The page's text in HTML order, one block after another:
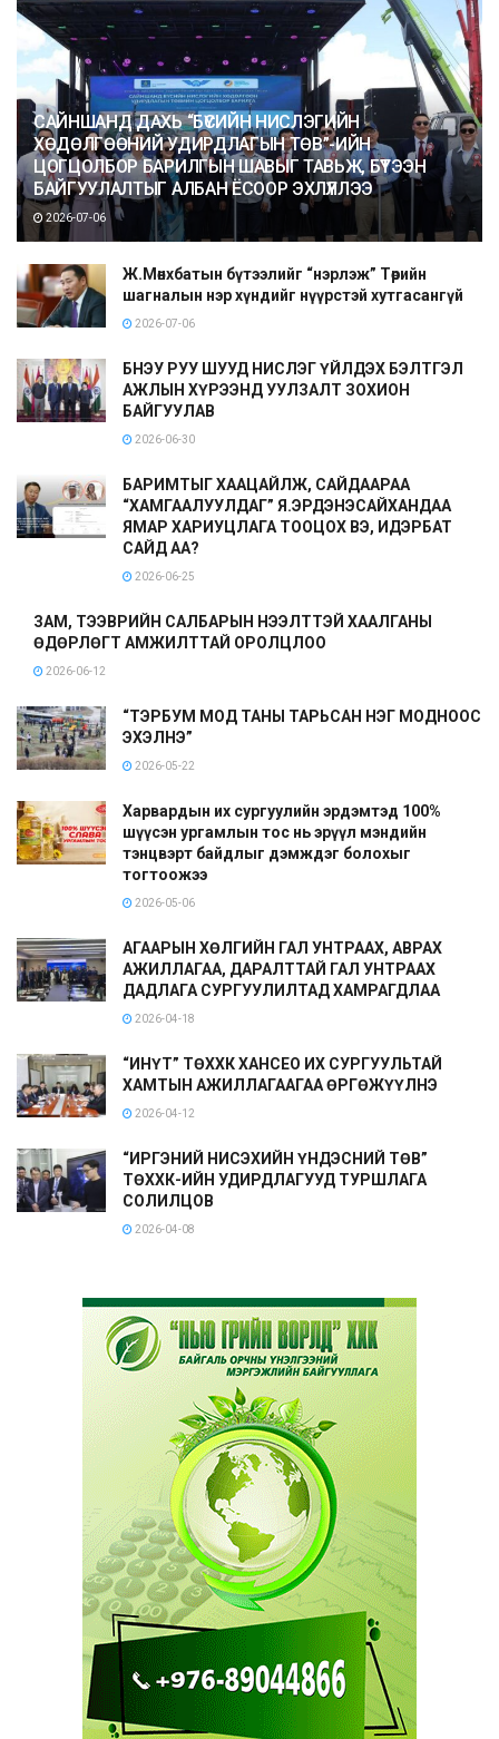
САЙНШАНД ДАХЬ “БҮСИЙН НИСЛЭГИЙН
ХӨДӨЛГӨӨНИЙ УДИРДЛАГЫН ТӨВ”-ИЙН
ЦОГЦОЛБОР БАРИЛГЫН ШАВЫГ ТАВЬЖ, БҮТЭЭН
БАЙГУУЛАЛТЫГ АЛБАН ЁСООР ЭХЛҮҮЛЛЭЭ
2026-07-06
Ж.Мөнхбатын бүтээлийг “нэрлэж” Төрийн
шагналын нэр хүндийг нүүрстэй хутгасангүй
2026-07-06
БНЭУ РУУ ШУУД НИСЛЭГ ҮЙЛДЭХ БЭЛТГЭЛ
АЖЛЫН ХҮРЭЭНД УУЛЗАЛТ ЗОХИОН
БАЙГУУЛАВ
2026-06-30
БАРИМТЫГ ХААЦАЙЛЖ, САЙДААРАА
“ХАМГААЛУУЛДАГ” Я.ЭРДЭНЭСАЙХАНДАА
ЯМАР ХАРИУЦЛАГА ТООЦОХ ВЭ, ИДЭРБАТ
САЙД АА?
2026-06-25
ЗАМ, ТЭЭВРИЙН САЛБАРЫН НЭЭЛТТЭЙ ХААЛГАНЫ
ӨДӨРЛӨГТ АМЖИЛТТАЙ ОРОЛЦЛОО
2026-06-12
“ТЭРБУМ МОД ТАНЫ ТАРЬСАН НЭГ МОДНООС
ЭХЭЛНЭ”
2026-05-22
Харвардын их сургуулийн эрдэмтэд 100%
шүүсэн ургамлын тос нь эрүүл мэндийн
тэнцвэрт байдлыг дэмждэг болохыг
тогтоожээ
2026-05-06
АГААРЫН ХӨЛГИЙН ГАЛ УНТРААХ, АВРАХ
АЖИЛЛАГАА, ДАРАЛТТАЙ ГАЛ УНТРААХ
ДАДЛАГА СУРГУУЛИЛТАД ХАМРАГДЛАА
2026-04-18
“ИНҮТ” ТӨХХК ХАНСЕО ИХ СУРГУУЛЬТАЙ
ХАМТЫН АЖИЛЛАГААГАА ӨРГӨЖҮҮЛНЭ
2026-04-12
“ИРГЭНИЙ НИСЭХИЙН ҮНДЭСНИЙ ТӨВ”
ТӨХХК-ИЙН УДИРДЛАГУУД ТУРШЛАГА
СОЛИЛЦОВ
2026-04-08